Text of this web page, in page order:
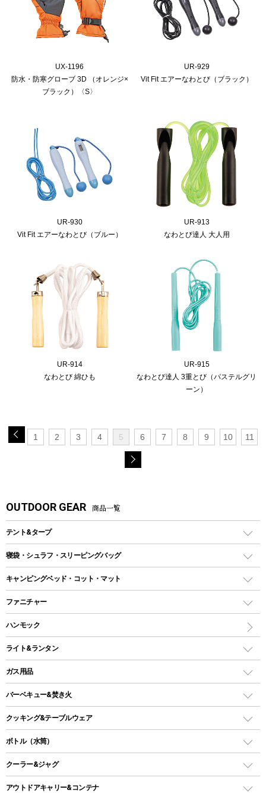
UX-1196
防水・防寒グローブ 3D （オレンジ×
ブラック）〈S〉
UR-929
Vit Fit エアーなわとび（ブラック）
UR-930
Vit Fit エアーなわとび（ブルー）
UR-913
なわとび達人 大人用
UR-914
なわとび 綿ひも
UR-915
なわとび達人 3重とび（パステルグリ
ーン）
1 2 3 4 5 6 7 8 9 10 11
OUTDOOR GEAR 商品一覧
テント&タープ
テント
ツールームテント
ワンポールテント
シェルターテント
ソロテント
ロッジ型・オリジナルテント
タープ
スクエアタープ（レクタタープ）
メッシュタープ
自立式タープ
寝袋・シュラフ・スリーピングバッグ
レクタングラー型（封筒型）シュラフ
インナーシュラフ
キャンピングベッド・コット・マット
キャンピングベッド・コット
インフレータブルマット
ファニチャー
アウトドアテーブル
レジャーシート
ハンモック
ライト&ランタン
LEDランタン
ガスランタン
オイルランタン
LEDライト
ヘッドライト
キャンドル
ガス用品
ガスバーナー
ガス缶
ガストーチ、ライター
バーベキュー&焚き火
バーベキューコンロ、グリル
焚き火台タイプ（ロースタイル）グリル
卓上タイプグリル
パーティータイプグリル
クッキング&テーブルウェア
ダッチオーブン
ホットサンドメーカー
ボトル（水筒）
ステンレスボトル
クーラー&ジャグ
クーラーボックス
アウトドアキャリー&コンテナ